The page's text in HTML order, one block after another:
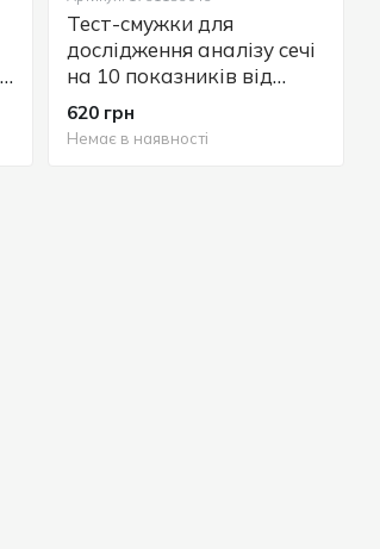
Тест-смужки для
дослідження аналізу сечі
на 10 показників від
LABOQUICK (100 шт)
аналог URISCAN
620 грн
Немає в наявності